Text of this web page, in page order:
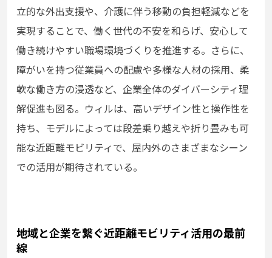
立的な外出支援や、介護に伴う移動の負担軽減などを
実現することで、働く世代の不安を和らげ、安心して
働き続けやすい職場環境づくりを推進する。さらに、
障がいを持つ従業員への配慮や多様な人材の採用、柔
軟な働き方の浸透など、企業全体のダイバーシティ理
解促進も図る。ウィルは、高いデザイン性と操作性を
持ち、モデルによっては段差乗り越えや折り畳みも可
能な近距離モビリティで、屋内外のさまざまなシーン
での活用が期待されている。
地域と企業を繋ぐ近距離モビリティ活用の最前
線